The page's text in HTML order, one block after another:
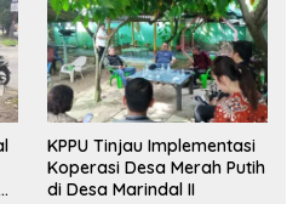
KPPU Tinjau Implementasi
Koperasi Desa Merah Putih
di Desa Marindal II